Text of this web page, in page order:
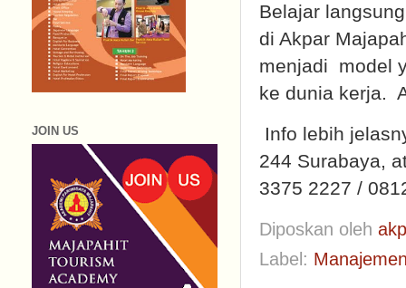
Belajar
di Akpar
menjadi model
ke dunia kerja.
Info lebih
244 Surabaya,
3375 2227 /
Diposkan oleh
Label:
JOIN US